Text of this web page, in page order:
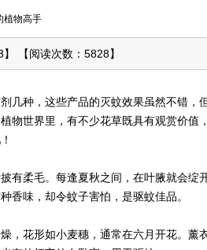
植物高手
【阅读次数：5828】
几种，这些产品的灭蚊效果虽然不错，
物世界里，有不少花草既具有观赏价值
有柔毛。每逢夏秋之间，在叶腋就会绽
香味，却令蚊子害怕，是驱蚊佳品。
，花形如小麦穗，通常在六月开花。薰